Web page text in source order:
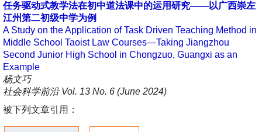
任务驱动式教学法在初中道法课中的运用研究——以广西崇左
江州第二初级中学为例
A Study on the Application of Task Driven Teaching Method in
Middle School Taoist Law Courses—Taking Jiangzhou
Second Junior High School in Chongzuo, Guangxi as an
Example
杨文巧
社会科学前沿 Vol. 13 No. 6 (June 2024)
被下列文章引用：